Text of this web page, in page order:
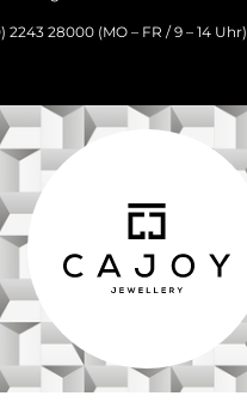
2243 28000 (MO – FR / 9 – 14 Uhr)